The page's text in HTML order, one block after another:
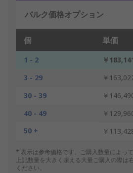
バルク価格オプション
個 単価
1 - 2
￥
3 - 29
￥
30 - 39
￥
40 - 49
￥
50 +
￥
* 表示は参考価格です。ご購入数量によっ
上記数量を大きく超える大量ご購入の際は
ください。